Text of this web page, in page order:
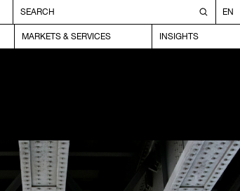
EN
MARKETS & SERVICES INSIGHTS